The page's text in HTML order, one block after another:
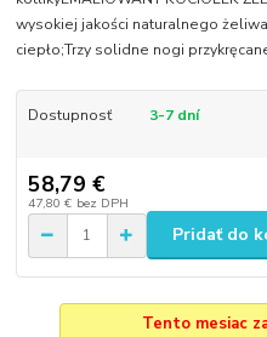
wysokiej jakości naturalnego
ciepło;Trzy solidne nogi
Dostupnosť 3-7 dní
58,79 €
47,80 € bez DPH
Pridať do
Tento mesiac